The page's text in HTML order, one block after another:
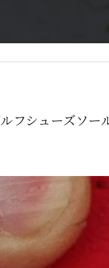
シューズソー